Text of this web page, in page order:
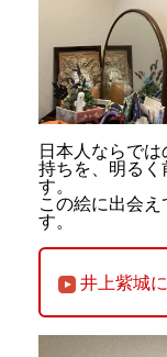
日本人ならで
持ちを、明る
す。
この絵に出会
す。
井上紫城